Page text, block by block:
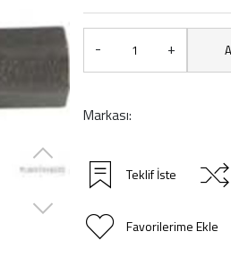
- +
Markası:
Teklif İste
Favorilerime Ekle